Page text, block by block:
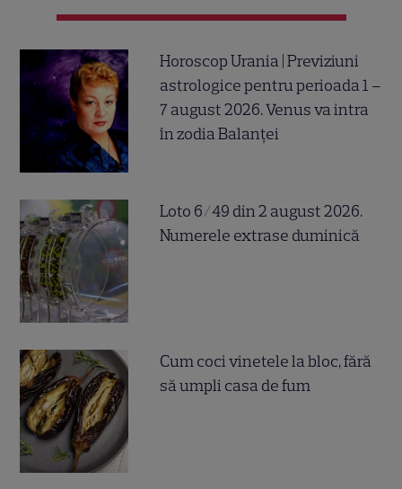
Horoscop Urania | Previziuni
astrologice pentru perioada 1 –
7 august 2026. Venus va intra
în zodia Balanței
Loto 6/49 din 2 august 2026.
Numerele extrase duminică
Cum coci vinetele la bloc, fără
să umpli casa de fum